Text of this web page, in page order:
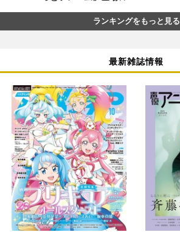
ランキングをもっと見る
最新雑誌情報